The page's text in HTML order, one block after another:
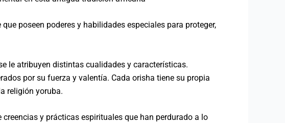
poseen poderes y habilidades especiales para proteger,
le atribuyen distintas cualidades y características.
por su fuerza y valentía. Cada orisha tiene su propia
religión yoruba.
y prácticas espirituales que han perdurado a lo